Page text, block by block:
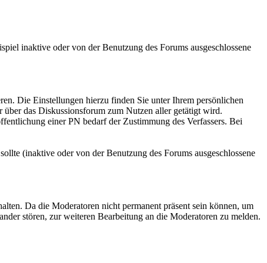
inaktive oder von der Benutzung des Forums ausgeschlossene
Die Einstellungen hierzu finden Sie unter Ihrem persönlichen
das Diskussionsforum zum Nutzen aller getätigt wird.
einer PN bedarf der Zustimmung des Verfassers. Bei
(inaktive oder von der Benutzung des Forums ausgeschlossene
Da die Moderatoren nicht permanent präsent sein können, um
stören, zur weiteren Bearbeitung an die Moderatoren zu melden.